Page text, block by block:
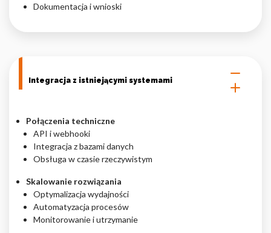
Dokumentacja i wnioski
Integracja z istniejącymi systemami
Połączenia techniczne
API i webhooki
Integracja z bazami danych
Obsługa w czasie rzeczywistym
Skalowanie rozwiązania
Optymalizacja wydajności
Automatyzacja procesów
Monitorowanie i utrzymanie